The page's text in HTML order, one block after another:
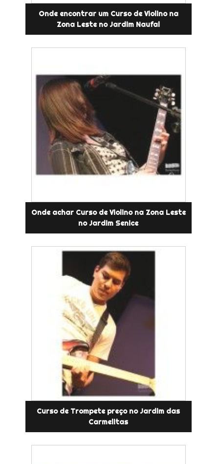
Onde encontrar um Curso de Violino na
Zona Leste no Jardim Naufal
Onde achar Curso de Violino na Zona Leste
no Jardim Senice
Curso de Trompete preço no Jardim das
Carmelitas